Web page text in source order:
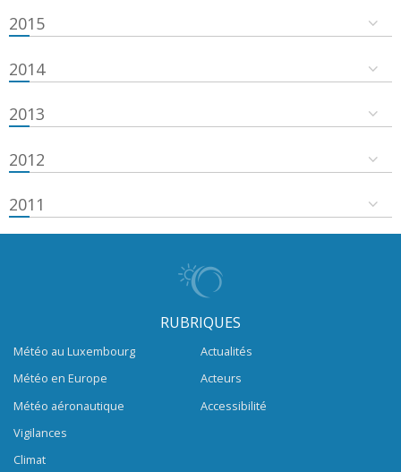
2015
2014
2013
2012
2011
RUBRIQUES
Météo au Luxembourg
Météo en Europe
Météo aéronautique
Vigilances
Climat
Actualités
Acteurs
Accessibilité